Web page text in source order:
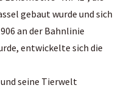
gebaut wurde und sich
an der Bahnlinie
entwickelte sich die
seine Tierwelt